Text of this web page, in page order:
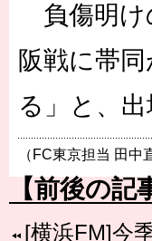
負傷明け
阪戦に帯
る」と、
（FC東京担当 田中
【前後の記
[横浜FM]今